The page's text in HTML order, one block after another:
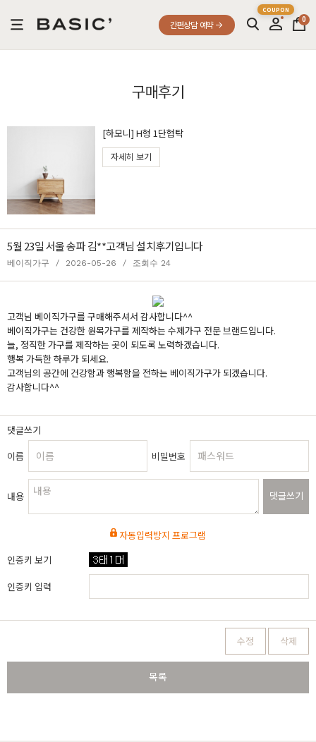
간편상담 예약
0
구매후기
[하모니] H형 1단협탁
자세히 보기
5월 23일 서울 송파 김**고객님 설치후기입니다
베이직가구 / 2026-05-26 / 조회수 24
고객님 베이직가구를 구매해주셔서 감사합니다^^
베이직가구는 건강한 원목가구를 제작하는 수제가구 전문 브랜드입니다.
늘, 정직한 가구를 제작하는 곳이 되도록 노력하겠습니다.
행복 가득한 하루가 되세요.
고객님의 공간에 건강함과 행복함을 전하는 베이직가구가 되겠습니다.
감사합니다^^
댓글쓰기
이름
비밀번호
내용 댓글쓰기
자동입력방지 프로그램
인증키 보기
인증키 입력
수정 삭제
목록